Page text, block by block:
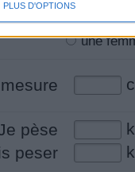
PLUS D'OPTIONS
Je suis
un
une
pèse
peser